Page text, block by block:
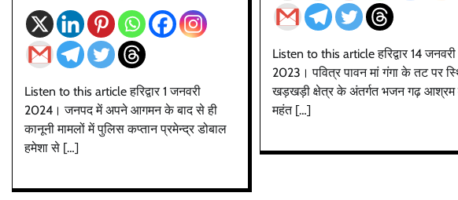
Listen to this article हरिद्वार 1 जनवरी
2024। जनपद में अपने आगमन के बाद से ही
कानूनी मामलों में पुलिस कप्तान प्रमेन्द्र डोबाल
हमेशा से […]
Listen to this article हरिद्वार 14 जनवरी
2023। पवित्र पावन मां गंगा के तट पर
खड़खड़ी क्षेत्र के अंतर्गत भजन गढ़ आश्रम
महंत […]